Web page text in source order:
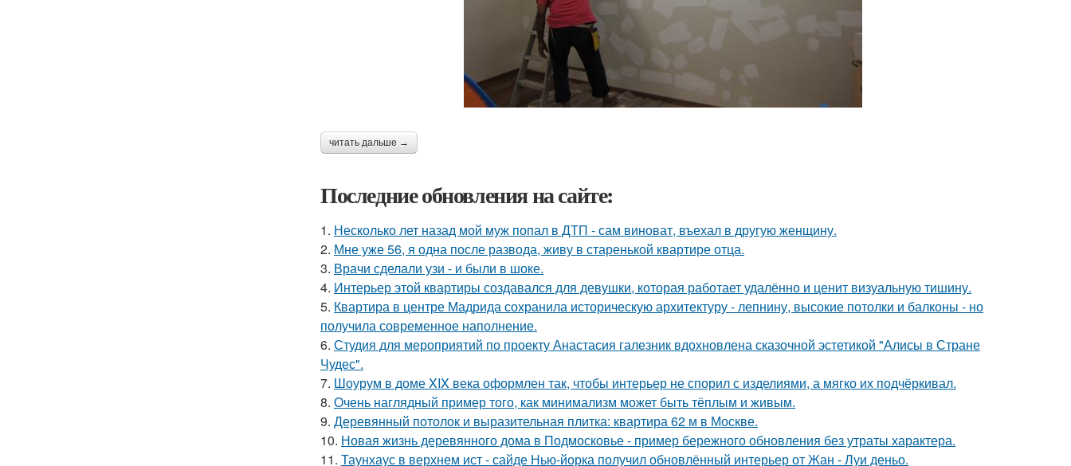
читать дальше →
Последние обновления на сайте:
1. Несколько лет назад мой муж попал в ДТП - сам виноват, въехал в другую женщину.
2. Мне уже 56, я одна после развода, живу в старенькой квартире отца.
3. Врачи сделали узи - и были в шоке.
4. Интерьер этой квартиры создавался для девушки, которая работает удалённо и ценит визуальную тишину.
5. Квартира в центре Мадрида сохранила историческую архитектуру - лепнину, высокие потолки и балконы - но
получила современное наполнение.
6. Студия для мероприятий по проекту Анастасия галезник вдохновлена сказочной эстетикой "Алисы в Стране
Чудес".
7. Шоурум в доме XIX века оформлен так, чтобы интерьер не спорил с изделиями, а мягко их подчёркивал.
8. Очень наглядный пример того, как минимализм может быть тёплым и живым.
9. Деревянный потолок и выразительная плитка: квартира 62 м в Москве.
10. Новая жизнь деревянного дома в Подмосковье - пример бережного обновления без утраты характера.
11. Таунхаус в верхнем ист - сайде Нью-йорка получил обновлённый интерьер от Жан - Луи деньо.